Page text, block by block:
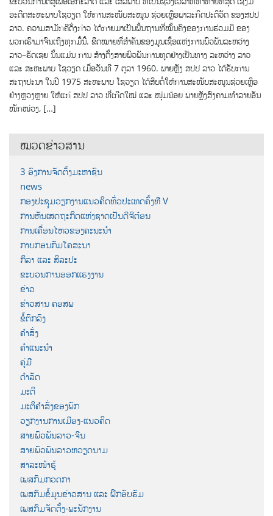
ອະດີດສະຫະພາບໂຊວຽດ ໃຫ້ການສະໜັບສະໜູນ ຊ່ວຍເຫຼືອພາລະກິດປະຕິວັດ ຂອງສປປ
ລາວ. ຄວາມສາມັກຄີດັ່ງກ່າວ ໄດ້ກາຍມາເປັນພື້ນຖານທີ່ໝັ້ນຄົງຂອງການຮ່ວມມື ຂອງ
ພວກເຮົາມາຈົນເຖິງທຸກມື້ນີ້. ຂີດໝາຍທີ່ສຳຄັນຂອງມູນເຊື້ອແຫ່ງການພົວພັນລະຫວ່າງ
ລາວ–ຣັດເຊຍ ນັ້ນແມ່ນ ການ ສ້າງຕັ້ງສາຍພົວພັນການທູດຢ່າງເປັນທາງ ລະຫວ່າງ ລາວ
ແລະ ສະຫະພາບ ໂຊວຽດ ເມື່ອວັນທີ 7 ຕຸລາ 1960. ພາຍຫຼັງ ສປປ ລາວ ໄດ້ຮັບການ
ສະຖາປະນາ ໃນປີ 1975 ສະຫະພາບ ໂຊວຽດ ໄດ້ສືບຕໍ່ໃຫ້ການສະໜັບສະໜູນຊ່ວຍເຫຼືອ
ຢ່າງຫຼວງຫຼາຍ ໃຫ້ແກ່ ສປປ ລາວ ທີ່ເກີດໃໝ່ ແລະ ໜຸ່ມນ້ອຍ ພາຍຫຼັງສົງຄາມທຳລາຍອັນ
ໜັກໜ່ວງ, […]
ໝວດຂ່າວສານ
3 ອົງການຈັດຕັ້ງມະຫາຊົນ
news
ກອງປະຊຸມວຽກງານແນວຄິດທົ່ວປະເທດຄັ້ງທີ V
ການຫັນເສດຖະກິດແຫ່ງຊາດເປັນດີຈີຕ໋ອນ
ການເຄື່ອນໄຫວຂອງຄະນະນຳ
ກາບກອນກົມໂຄສະນາ
ກິລາ ແລະ ສິລະປະ
ຂະບວນການອອກແຮງງານ
ຂ່າວ
ຂ່າວສານ ຄອສພ
ຂໍ້ຕົກລົງ
ຄຳສັ່ງ
ຄຳແນະນຳ
ຄູ່ມື
ດຳລັດ
ມະຕິ
ມະຕິຄຳສັ່ງຂອງພັກ
ວຽກງານການເມືອງ-ແນວຄິດ
ສາຍພົວພັນລາວ-ຈີນ
ສາຍພົວພັນລາວຫວຽດນາມ
ສາລະໜ້າຮູ້
ເພສກົມກວດກາ
ເພສກົມຂໍ້ມູນຂ່າວສານ ແລະ ຝຶກອົບຮົມ
ເພສກົມຈັດຕັ້ງ-ພະນັກງານ